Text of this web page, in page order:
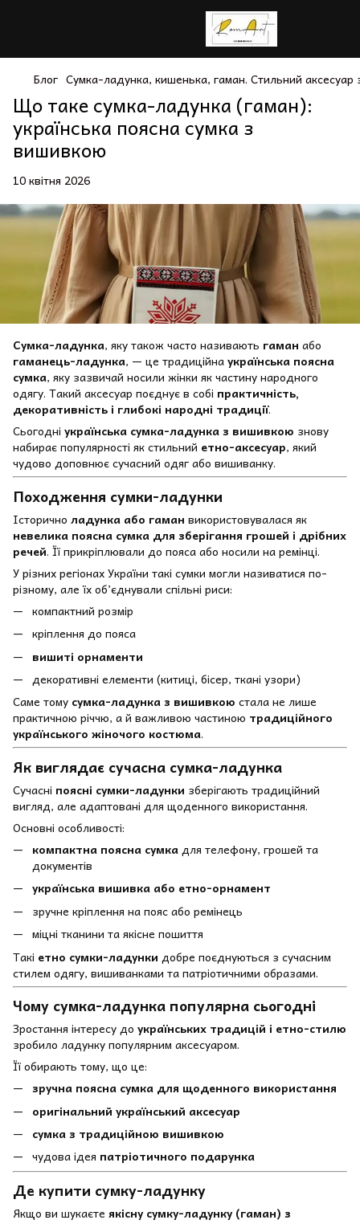
Блог Сумка-ладунка, кишенька, гаман. Стильний аксесуар
Що таке сумка-ладунка (гаман):
українська поясна сумка з
вишивкою
10 квітня 2026
Сумка-ладунка, яку також часто називають гаман або
гаманець-ладунка, — це традиційнаукраїнська поясна
сумка, яку зазвичай носили жінки як частину народного
одягу. Такий аксесуар поєднує в собі практичність,
декоративність і глибокі народні традиції.
Сьогодні українська сумка-ладунка з вишивкою знову
набирає популярності як стильний етно-аксесуар, який
чудово доповнює сучасний одяг або вишиванку.
Походження сумки-ладунки
Історично ладунка або гаман використовувалася як
невелика поясна сумка для зберігання грошей і дрібних
речей. Її прикріплювали до пояса або носили на ремінці.
У різних регіонах України такі сумки могли називатися по-
різному, але їх об’єднували спільні риси:
компактний розмір
кріплення до пояса
вишиті орнаменти
декоративні елементи (китиці, бісер, ткані узори)
Саме тому сумка-ладунка з вишивкою стала не лише
практичною річчю, а й важливою частиною традиційного
українського жіночого костюма.
Як виглядає сучасна сумка-ладунка
Сучасні поясні сумки-ладунки зберігають традиційний
вигляд, але адаптовані для щоденного використання.
Основні особливості:
компактна поясна сумкадля телефону, грошей та
документів
українська вишивка або етно-орнамент
зручне кріплення на пояс або ремінець
міцні тканини та якісне пошиття
Такі етно сумки-ладунки добре поєднуються з сучасним
стилем одягу, вишиванками та патріотичними образами.
Чому сумка-ладунка популярна сьогодні
Зростання інтересу до українських традицій і етно-стилю
зробило ладунку популярним аксесуаром.
Її обирають тому, що це:
зручна поясна сумка для щоденного використання
оригінальний український аксесуар
сумка з традиційною вишивкою
чудова ідея патріотичного подарунка
Де купити сумку-ладунку
Якщо ви шукаєте якісну сумку-ладунку (гаман) з